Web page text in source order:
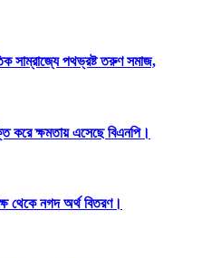
সাম্রাজ্যে পথভ্রষ্ট তরুণ সমাজ,
করে ক্ষমতায় এসেছে বিএনপি।
থেকে নগদ অর্থ বিতরণ।